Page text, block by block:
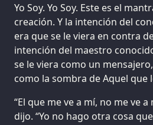
Yo Soy. Yo Soy. Este es el
creación. Y la intención del
era que se le viera en contra
intención del maestro
se le viera como un
como la sombra de Aquel que
“El que me ve a mí, no me ve a
dijo. “Yo no hago otra cosa